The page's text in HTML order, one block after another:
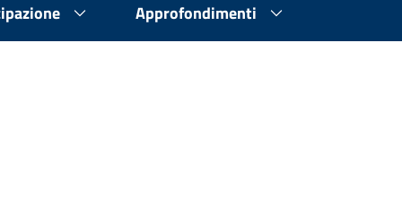
Approfondimenti